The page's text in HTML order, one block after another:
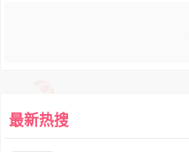
最新热搜